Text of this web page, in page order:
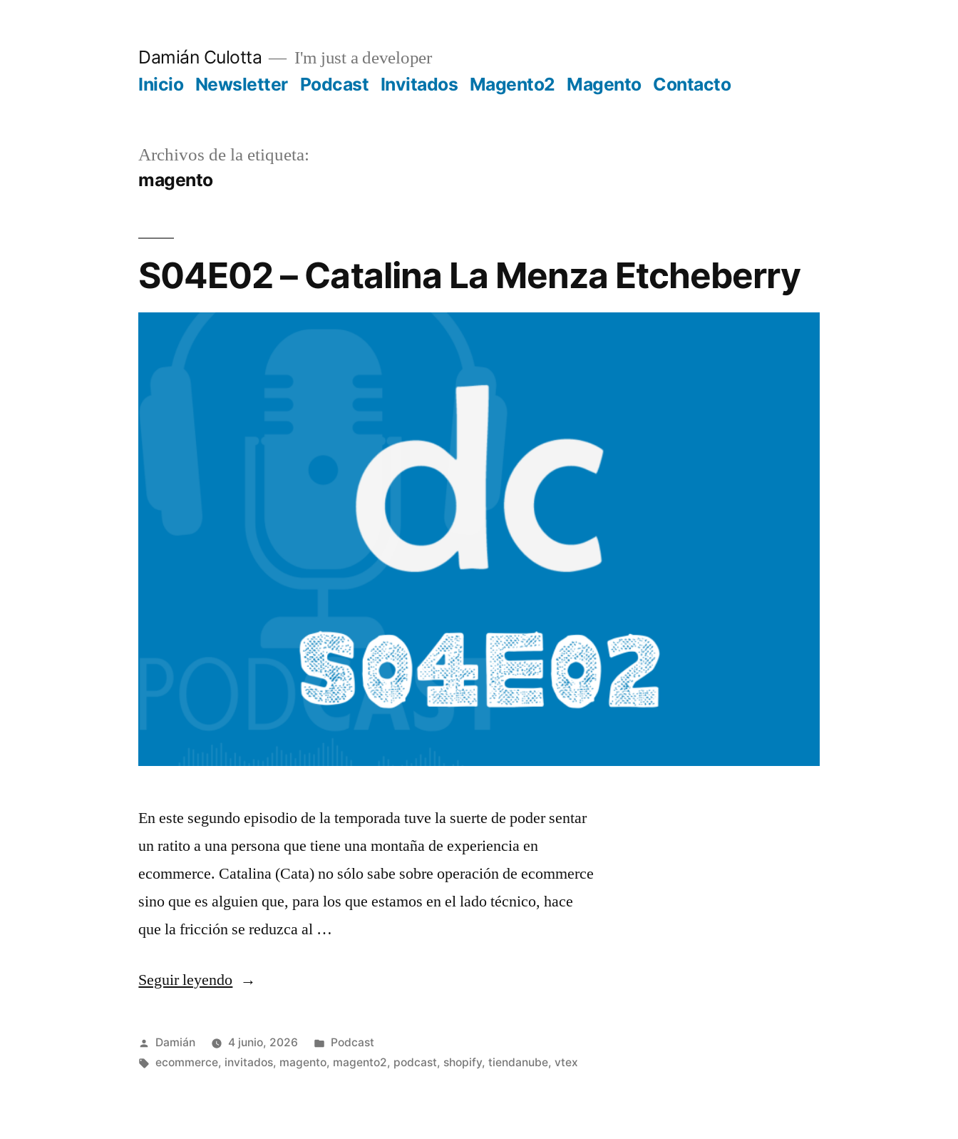
Damián Culotta I'm just a developer
Inicio Newsletter Podcast Invitados Magento2 Magento Contacto
Archivos de la etiqueta:
magento
S04E02 – Catalina La Menza Etcheberry
En este segundo episodio de la temporada tuve la suerte de poder sentar
un ratito a una persona que tiene una montaña de experiencia en
ecommerce. Catalina (Cata) no sólo sabe sobre operación de ecommerce
sino que es alguien que, para los que estamos en el lado técnico, hace
que la fricción se reduzca al …
Seguir leyendo«S04E02
Catalina
La
Publicado
por
Damián 4 junio, 2026
Publicado
en
Podcast
Etiquetas:
ecommerce, invitados, magento, magento2, podcast, shopify,tiendanube,vtex